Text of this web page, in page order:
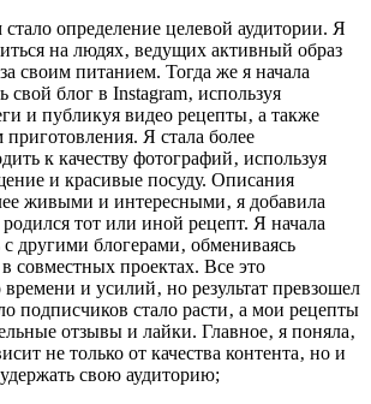
определение целевой аудитории. Я
на людях‚ ведущих активный образ
своим питанием. Тогда же я начала
свой блог в Instagram‚ используя
и публикуя видео рецепты‚ а также
приготовления. Я стала более
к качеству фотографий‚ используя
и красивые посуду. Описания
живыми и интересными‚ я добавила
тот или иной рецепт. Я начала
с другими блогерами‚ обмениваясь
совместных проектах. Все это
и усилий‚ но результат превзошел
подписчиков стало расти‚ а мои рецепты
отзывы и лайки. Главное‚ я поняла‚
не только от качества контента‚ но и
свою аудиторию;